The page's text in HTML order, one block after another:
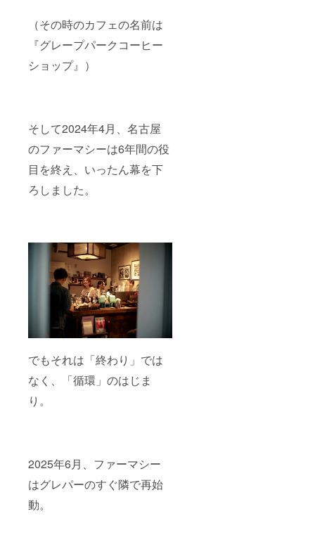
（その時のカフェの名前は
『グレープパークコーヒー
ショップ』）
そして2024年4月、名古屋
のファーマシーは6年間の役
目を終え、いったん幕を下
ろしました。
でもそれは「終わり」では
なく、「循環」のはじま
り。
2025年6月、ファーマシー
はグレパーのすぐ隣で再始
動。